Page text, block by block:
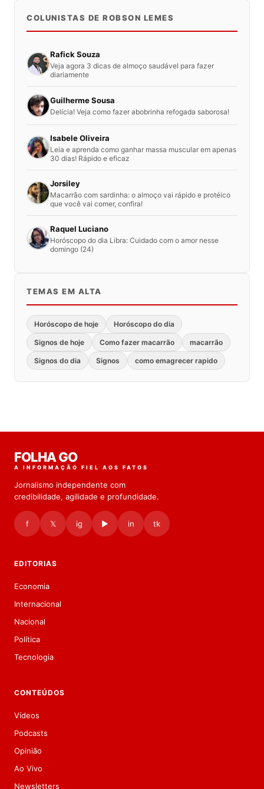
COLUNISTAS DE ROBSON LEMES
Rafick Souza
Veja agora 3 dicas de almoço saudável para fazer
diariamente
Guilherme Sousa
Delícia! Veja como fazer abobrinha refogada saborosa!
Isabele Oliveira
Leia e aprenda como ganhar massa muscular em apenas
30 dias! Rápido e eficaz
Jorsiley
Macarrão com sardinha: o almoço vai rápido e protéico
que você vai comer, confira!
Raquel Luciano
Horóscopo do dia Libra: Cuidado com o amor nesse
domingo (24)
TEMAS EM ALTA
Horóscopo de hoje Horóscopo do dia
Signos de hoje Como fazer macarrão macarrão
Signos do dia Signos como emagrecer rapido
FOLHA GO
A INFORMAÇÃO FIEL AOS FATOS
Jornalismo independente com
credibilidade, agilidade e profundidade.
f 𝕏 ig ▶ in tk
EDITORIAS
Economia
Internacional
Nacional
Política
Tecnologia
CONTEÚDOS
Vídeos
Podcasts
Opinião
Ao Vivo
Newsletters